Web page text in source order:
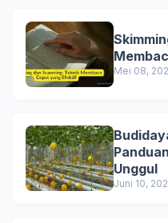
Mei 08,
Unggul
Juni 10,